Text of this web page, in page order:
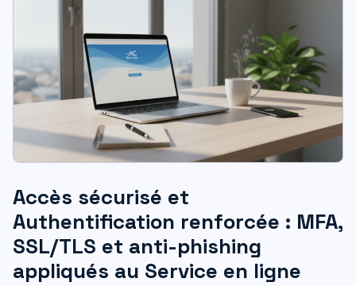
Accès sécurisé et
Authentification renforcée : MFA,
SSL/TLS et anti-phishing
appliqués au Service en ligne